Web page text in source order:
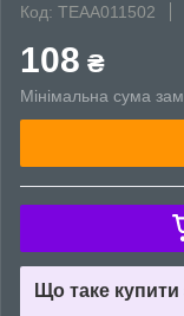
Код: TEAA011502
108 ₴
Мінімальна сума
Що таке